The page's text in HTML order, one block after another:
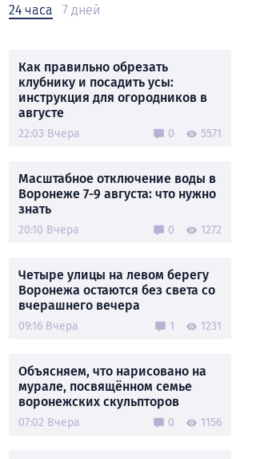
24 часа 7 дней
Как правильно обрезать
клубнику и посадить усы:
инструкция для огородников в
августе
22:03 Вчера 0 5571
Масштабное отключение воды в
Воронеже 7-9 августа: что нужно
знать
20:10 Вчера 0 1272
Четыре улицы на левом берегу
Воронежа остаются без света со
вчерашнего вечера
09:16 Вчера 1 1231
Объясняем, что нарисовано на
мурале, посвящённом семье
воронежских скульпторов
07:02 Вчера 0 1156